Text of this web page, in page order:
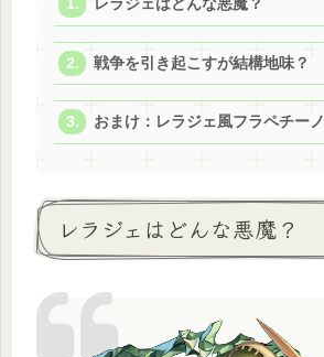
レラジェはどんな悪魔？
戦争を引き起こすが結構地味？
おまけ：レラジェ風フラペチーノ
レラジェはどんな悪魔？